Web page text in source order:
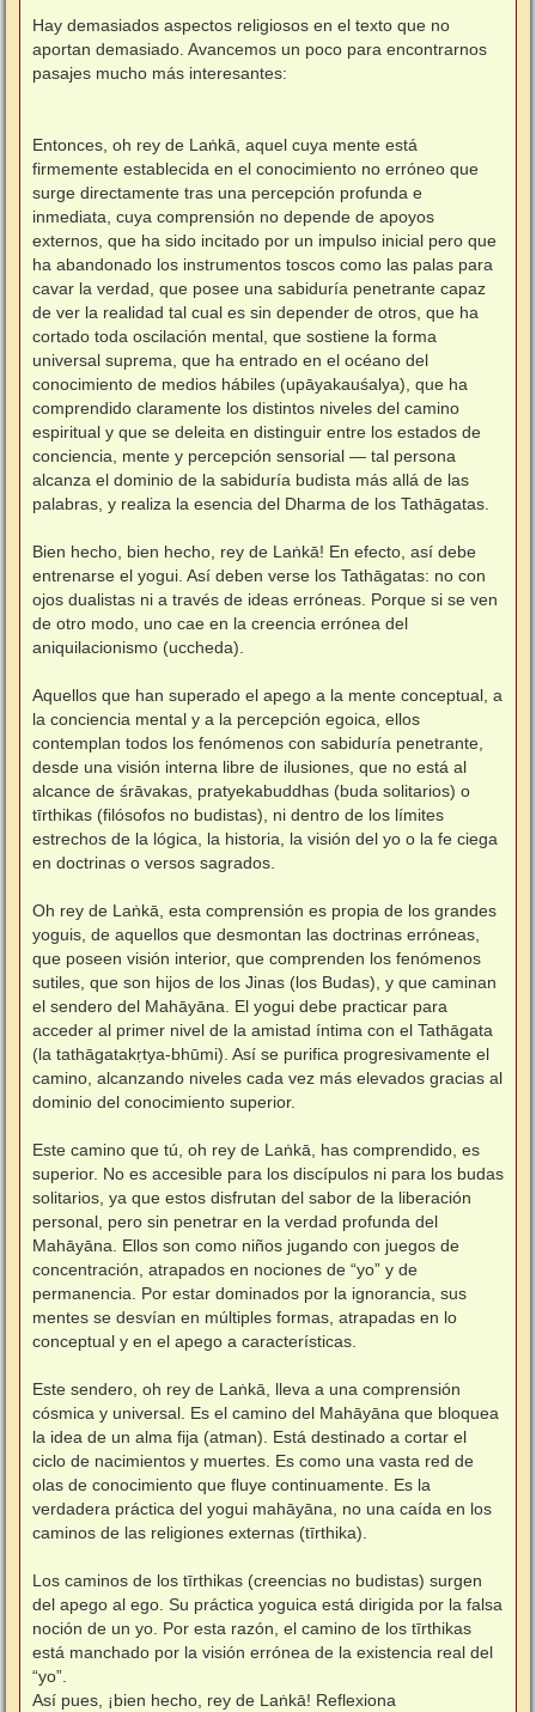
n
a
e
Hay demasiados aspectos religiosos en el texto que no
aportan demasiado. Avancemos un poco para encontrarnos
pasajes mucho más interesantes:
Entonces, oh rey de Laṅkā, aquel cuya mente está
firmemente establecida en el conocimiento no erróneo que
surge directamente tras una percepción profunda e
inmediata, cuya comprensión no depende de apoyos
externos, que ha sido incitado por un impulso inicial pero que
ha abandonado los instrumentos toscos como las palas para
cavar la verdad, que posee una sabiduría penetrante capaz
de ver la realidad tal cual es sin depender de otros, que ha
cortado toda oscilación mental, que sostiene la forma
universal suprema, que ha entrado en el océano del
conocimiento de medios hábiles (upāyakauśalya), que ha
comprendido claramente los distintos niveles del camino
espiritual y que se deleita en distinguir entre los estados de
conciencia, mente y percepción sensorial — tal persona
alcanza el dominio de la sabiduría budista más allá de las
palabras, y realiza la esencia del Dharma de los Tathāgatas.
Bien hecho, bien hecho, rey de Laṅkā! En efecto, así debe
entrenarse el yogui. Así deben verse los Tathāgatas: no con
ojos dualistas ni a través de ideas erróneas. Porque si se ven
de otro modo, uno cae en la creencia errónea del
aniquilacionismo (uccheda).
Aquellos que han superado el apego a la mente conceptual, a
la conciencia mental y a la percepción egoica, ellos
contemplan todos los fenómenos con sabiduría penetrante,
desde una visión interna libre de ilusiones, que no está al
alcance de śrāvakas, pratyekabuddhas (buda solitarios) o
tīrthikas (filósofos no budistas), ni dentro de los límites
estrechos de la lógica, la historia, la visión del yo o la fe ciega
en doctrinas o versos sagrados.
Oh rey de Laṅkā, esta comprensión es propia de los grandes
yoguis, de aquellos que desmontan las doctrinas erróneas,
que poseen visión interior, que comprenden los fenómenos
sutiles, que son hijos de los Jinas (los Budas), y que caminan
el sendero del Mahāyāna. El yogui debe practicar para
acceder al primer nivel de la amistad íntima con el Tathāgata
(la tathāgatakṛtya-bhūmi). Así se purifica progresivamente el
camino, alcanzando niveles cada vez más elevados gracias al
dominio del conocimiento superior.
Este camino que tú, oh rey de Laṅkā, has comprendido, es
superior. No es accesible para los discípulos ni para los budas
solitarios, ya que estos disfrutan del sabor de la liberación
personal, pero sin penetrar en la verdad profunda del
Mahāyāna. Ellos son como niños jugando con juegos de
concentración, atrapados en nociones de “yo” y de
permanencia. Por estar dominados por la ignorancia, sus
mentes se desvían en múltiples formas, atrapadas en lo
conceptual y en el apego a características.
Este sendero, oh rey de Laṅkā, lleva a una comprensión
cósmica y universal. Es el camino del Mahāyāna que bloquea
la idea de un alma fija (atman). Está destinado a cortar el
ciclo de nacimientos y muertes. Es como una vasta red de
olas de conocimiento que fluye continuamente. Es la
verdadera práctica del yogui mahāyāna, no una caída en los
caminos de las religiones externas (tīrthika).
Los caminos de los tīrthikas (creencias no budistas) surgen
del apego al ego. Su práctica yoguica está dirigida por la falsa
noción de un yo. Por esta razón, el camino de los tīrthikas
está manchado por la visión errónea de la existencia real del
“yo”.
Así pues, ¡bien hecho, rey de Laṅkā! Reflexiona